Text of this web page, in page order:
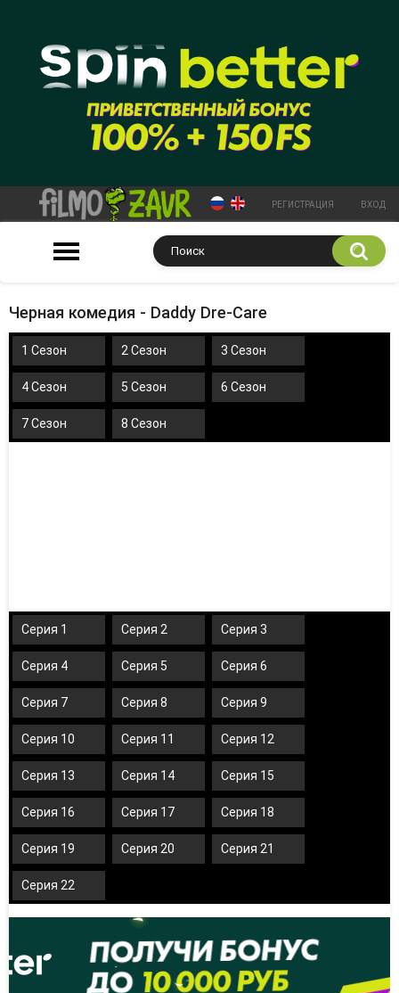
РЕГИСТРАЦИЯ ВХОД
Черная комедия - Daddy Dre-Care
1 Сезон 2 Сезон 3 Сезон
4 Сезон 5 Сезон 6 Сезон
7 Сезон 8 Сезон
Серия 1 Серия 2 Серия 3
Серия 4 Серия 5 Серия 6
Серия 7 Серия 8 Серия 9
Серия 10 Серия 11 Серия 12
Серия 13 Серия 14 Серия 15
Серия 16 Серия 17 Серия 18
Серия 19 Серия 20 Серия 21
Серия 22